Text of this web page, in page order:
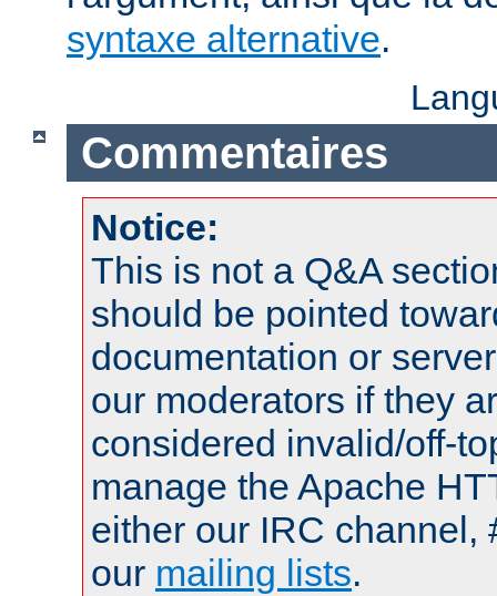
syntaxe alternative.
Commentaires
Notice:
This is not a Q&A
should be pointed
documentation or
our moderators if they
considered invalid/off-
manage the Apache
either our IRC channel,
our mailing lists.